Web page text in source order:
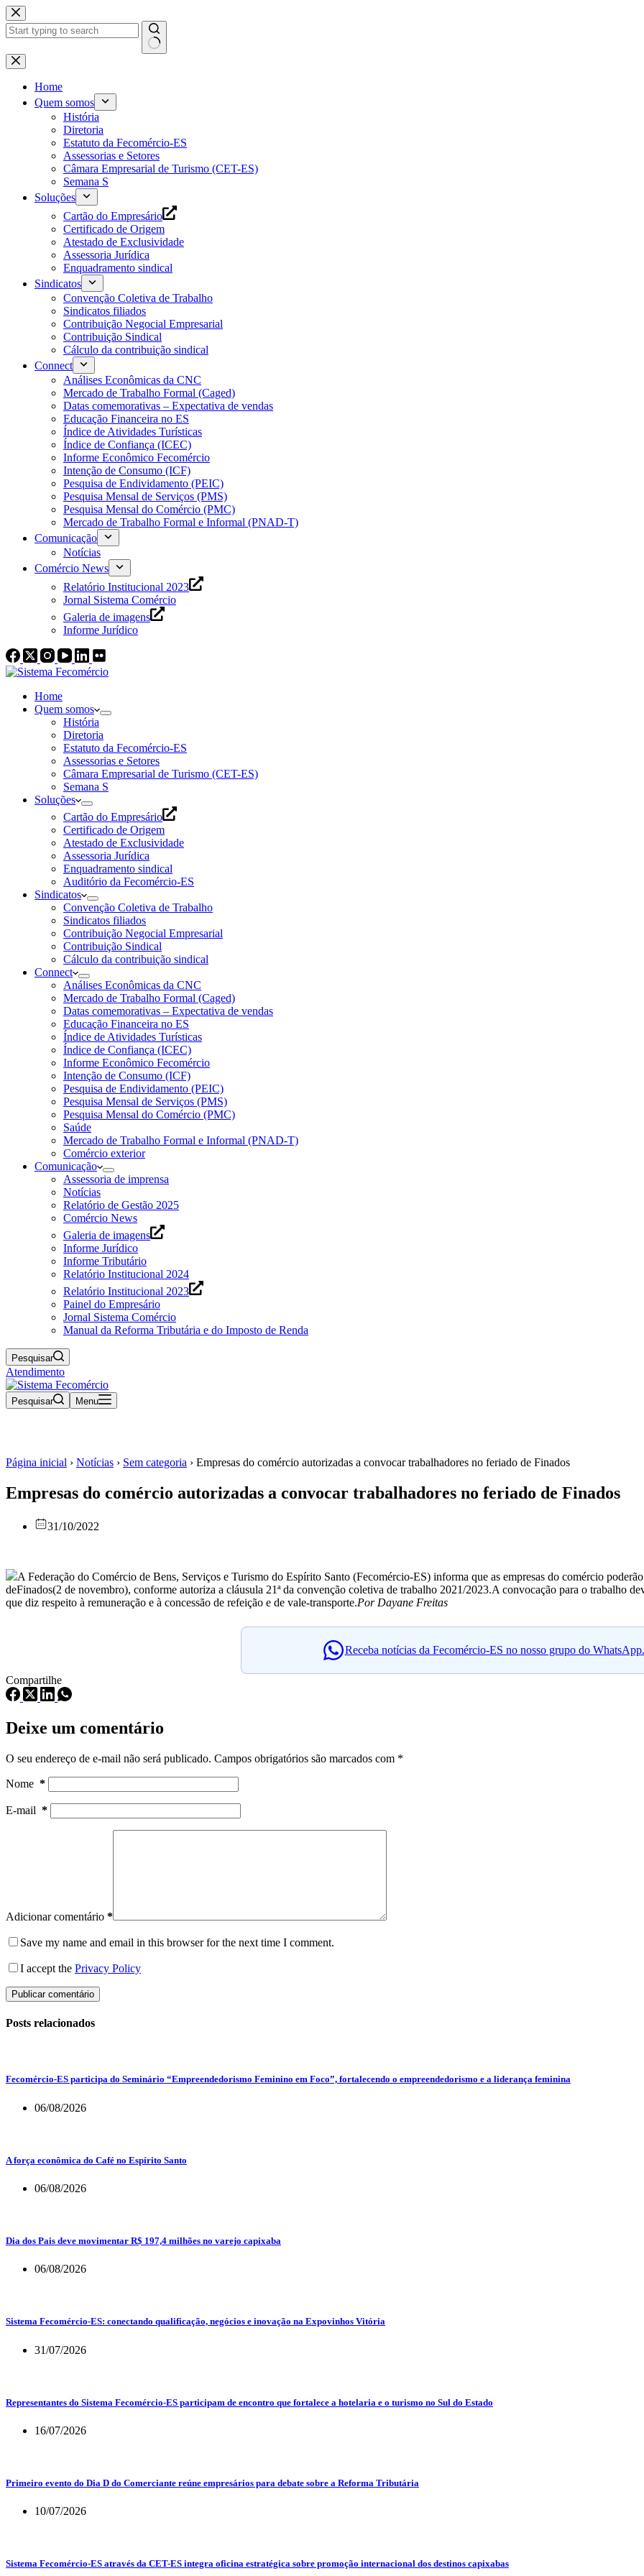
Pular
para
o
Home
Quem somos
História
Diretoria
Estatuto da Fecomércio-ES
Assessorias e Setores
Câmara Empresarial de Turismo (CET-ES)
Semana S
Soluções
Cartão do Empresário
Certificado de Origem
Atestado de Exclusividade
Assessoria Jurídica
Enquadramento sindical
Sindicatos
Convenção Coletiva de Trabalho
Sindicatos filiados
Contribuição Negocial Empresarial
Contribuição Sindical
Cálculo da contribuição sindical
Connect
Análises Econômicas da CNC
Mercado de Trabalho Formal (Caged)
Datas comemorativas – Expectativa de vendas
Educação Financeira no ES
Índice de Atividades Turísticas
Índice de Confiança (ICEC)
Informe Econômico Fecomércio
Intenção de Consumo (ICF)
Pesquisa de Endividamento (PEIC)
Pesquisa Mensal de Serviços (PMS)
Pesquisa Mensal do Comércio (PMC)
Mercado de Trabalho Formal e Informal (PNAD-T)
Comunicação
Notícias
Comércio News
Relatório Institucional 2023
Jornal Sistema Comércio
Galeria de imagens
Informe Jurídico
Home
Quem somos
História
Diretoria
Estatuto da Fecomércio-ES
Assessorias e Setores
Câmara Empresarial de Turismo (CET-ES)
Semana S
Soluções
Cartão do Empresário
Certificado de Origem
Atestado de Exclusividade
Assessoria Jurídica
Enquadramento sindical
Auditório da Fecomércio-ES
Sindicatos
Convenção Coletiva de Trabalho
Sindicatos filiados
Contribuição Negocial Empresarial
Contribuição Sindical
Cálculo da contribuição sindical
Connect
Análises Econômicas da CNC
Mercado de Trabalho Formal (Caged)
Datas comemorativas – Expectativa de vendas
Educação Financeira no ES
Índice de Atividades Turísticas
Índice de Confiança (ICEC)
Informe Econômico Fecomércio
Intenção de Consumo (ICF)
Pesquisa de Endividamento (PEIC)
Pesquisa Mensal de Serviços (PMS)
Pesquisa Mensal do Comércio (PMC)
Saúde
Mercado de Trabalho Formal e Informal (PNAD-T)
Comércio exterior
Comunicação
Assessoria de imprensa
Notícias
Relatório de Gestão 2025
Comércio News
Galeria de imagens
Informe Jurídico
Informe Tributário
Relatório Institucional 2024
Relatório Institucional 2023
Painel do Empresário
Jornal Sistema Comércio
Manual da Reforma Tributária e do Imposto de Renda
Pesquisar
Atendimento
Pesquisar Menu
Página inicial › Notícias › Sem categoria › Empresas do comércio autorizadas a convocar trabalhadores no feriado de Finados
Empresas do comércio autorizadas a convocar trabalhadores no feriado de Finados
31/10/2022
A Federação do Comércio de Bens, Serviços e Turismo do Espírito Santo (Fecomércio-ES) informa que as empresas do comércio
deFinados(2 de novembro), conforme autoriza a cláusula 21ª da convenção coletiva de trabalho 2021/2023.A convocação para o trabalho
que diz respeito à remuneração e à concessão de refeição e de vale-transporte.Por Dayane Freitas
Receba notícias da Fecomércio-ES no nosso grupo do WhatsApp.
Compartilhe
Deixe um comentário
O seu endereço de e-mail não será publicado. Campos obrigatórios são marcados com *
Nome *
E-mail *
Adicionar comentário *
Save my name and email in this browser for the next time I comment.
I accept the Privacy Policy
Publicar comentário
Posts relacionados
Fecomércio-ES participa do Seminário “Empreendedorismo Feminino em Foco”, fortalecendo o empreendedorismo e a liderança feminina
06/08/2026
A força econômica do Café no Espírito Santo
06/08/2026
Dia dos Pais deve movimentar R$ 197,4 milhões no varejo capixaba
06/08/2026
Sistema Fecomércio-ES: conectando qualificação, negócios e inovação na Expovinhos Vitória
31/07/2026
Representantes do Sistema Fecomércio-ES participam de encontro que fortalece a hotelaria e o turismo no Sul do Estado
16/07/2026
Primeiro evento do Dia D do Comerciante reúne empresários para debate sobre a Reforma Tributária
10/07/2026
Sistema Fecomércio-ES através da CET-ES integra oficina estratégica sobre promoção internacional dos destinos capixabas